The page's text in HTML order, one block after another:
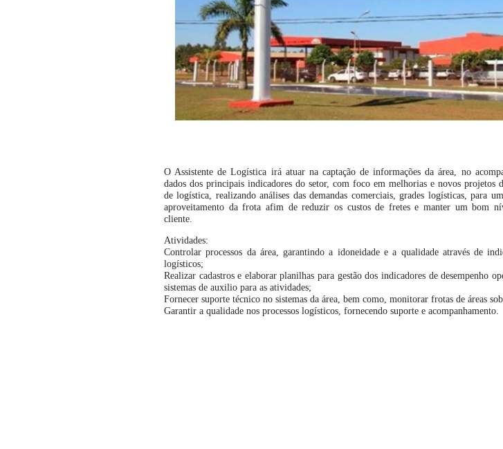
O Assistente de Logística irá atuar na captação de informações da área, no
dados dos principais indicadores do setor, com foco em melhorias e novos projetos
de logística, realizando análises das demandas comerciais, grades logísticas, para
aproveitamento da frota afim de reduzir os custos de fretes e manter um bom
cliente.
Atividades:
Controlar processos da área, garantindo a idoneidade e a qualidade através de
logísticos;
Realizar cadastros e elaborar planilhas para gestão dos indicadores de desempenho
sistemas de auxilio para as atividades;
Fornecer suporte técnico no sistemas da área, bem como, monitorar frotas de áreas
Garantir a qualidade nos processos logísticos, fornecendo suporte e acompanhamento.